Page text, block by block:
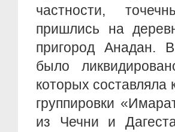
частности,
пришлись на
пригород Анадан.
было
которых составляла
группировки
из Чечни и